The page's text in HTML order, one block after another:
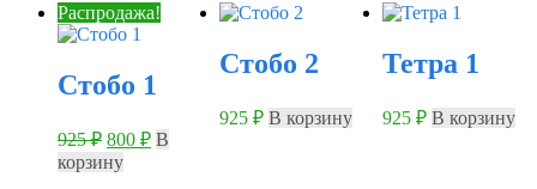
Распродажа!
Стобо 1
925₽ Первоначальная
цена
составляла
800 ₽Текущая
В
корзину
Стобо 2
925₽ В корзину
Тетра 1
925 ₽ В корзину